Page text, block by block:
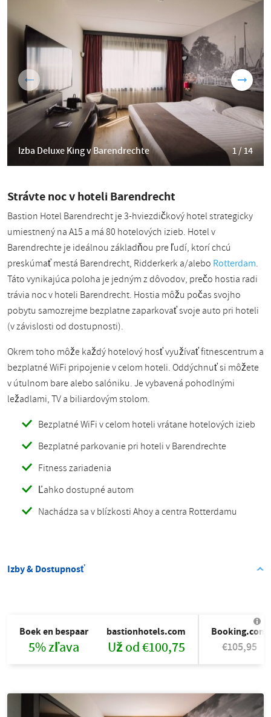
Izba Deluxe King v Barendrechte 1 / 14
Strávte noc v hoteli Barendrecht
Bastion Hotel Barendrecht je 3-hviezdičkový hotel strategicky
umiestnený na A15 a má 80 hotelových izieb. Hotel v
Barendrechte je ideálnou základňou pre ľudí, ktorí chcú
preskúmať mestá Barendrecht, Ridderkerk a/alebo Rotterdam.
Táto vynikajúca poloha je jedným z dôvodov, prečo hostia radi
trávia noc v hoteli Barendrecht. Hostia môžu počas svojho
pobytu samozrejme bezplatne zaparkovať svoje auto pri hoteli
(v závislosti od dostupnosti).
Okrem toho môže každý hotelový hosť využívať fitnescentrum a
bezplatné WiFi pripojenie v celom hoteli. Oddýchnuť si môžete
v útulnom bare alebo salóniku. Je vybavená pohodlnými
ležadlami, TV a biliardovým stolom.
Bezplatné WiFi v celom hoteli vrátane hotelových izieb
Bezplatné parkovanie pri hoteli v Barendrechte
Fitness zariadenia
Ľahko dostupné autom
Nachádza sa v blízkosti Ahoy a centra Rotterdamu
Izby & Dostupnosť
Boek en bespaar
5% zľava
bastionhotels.com
Už od €100,75
Booking.com
€105,95